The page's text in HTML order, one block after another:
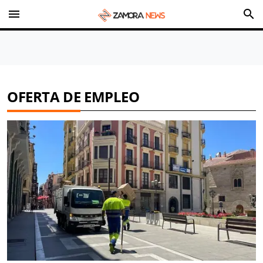
menu search
OFERTA DE EMPLEO